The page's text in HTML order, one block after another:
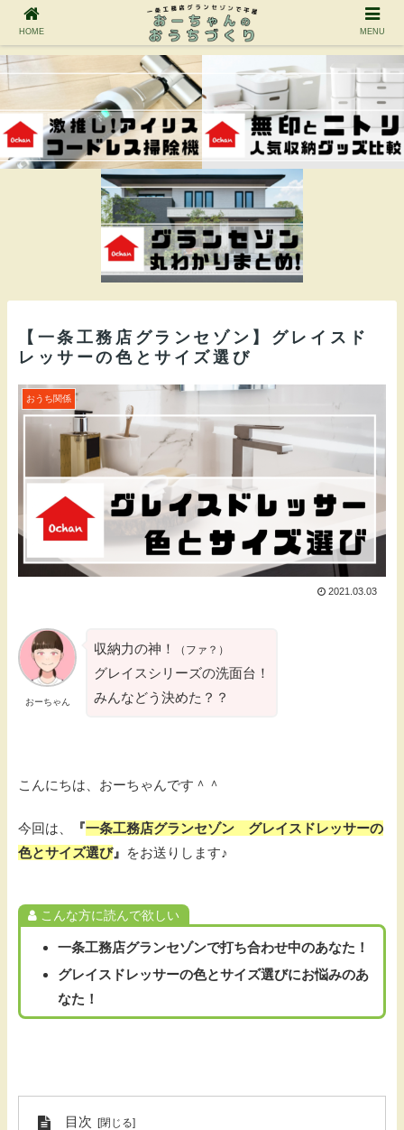
【一条工務店グランセゾン】グレイスド
レッサーの色とサイズ選び
おうち関係
2021.03.03
おーちゃん
収納力の神！ （ファ？）
グレイスシリーズの洗面台！
みんなどう決めた？？
こんにちは、おーちゃんです＾＾
今回は、 『一条工務店グランセゾン グレイスドレッサーの
色とサイズ選び』 をお送りします♪
こんな方に読んで欲しい
一条工務店グランセゾンで打ち合わせ中のあなた！
グレイスドレッサーの色とサイズ選びにお悩みのあ
なた！
目次
HOME MENU